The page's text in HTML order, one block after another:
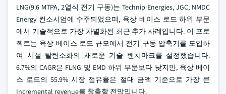
LNG(9.6 MTPA, 2열식 전기 구동)는 Technip Energies, JGC, NMDC
Energy 컨소시엄에 수주되었으며, 육상 베이스 로드 하위 부문
에서 기술적으로 가장 차별화된 최근 추가 사례입니다. 이 프로
젝트는 육상 베이스 로드 규모에서 전기 구동 압축기를 도입하
여 시설 탈탄소화의 새로운 기술 벤치마크를 설정했습니다.
6.7%의 CAGR은 FLNG 및 EMD 하위 부문보다 낮지만, 육상 베이
스 로드의 55.9% 시장 점유율은 절대 금액 기준으로 가장 큰
Incremental revenue를 창출할 전망입니다.